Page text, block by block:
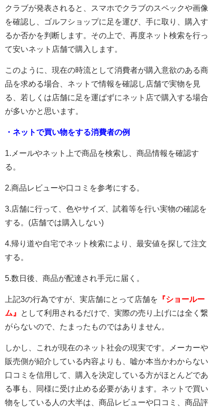
クラブが発表されると、スマホでクラブのスペックや画像
を確認し、ゴルフショップに足を運び、手に取り、購入す
るか否かを判断します。その上で、再度ネット検索を行っ
て安いネット店舗で購入します。
このように、現在の時流として消費者が購入意欲のある商
品を求める場合、ネットで情報を確認し店舗で実物を見
る、若しくは店舗に足を運ばずにネット店で購入する場合
が多いかと思います。
・ネットで買い物をする消費者の例
1.メールやネット上で商品を検索し、商品情報を確認す
る。
2.商品レビューや口コミを参考にする。
3.店舗に行って、色やサイズ、試着等を行い実物の確認を
する。(店舗では購入しない)
4.帰り道や自宅でネット検索により、最安値を探して注文
する。
5.数日後、商品が配達され手元に届く。
上記3の行為ですが、実店舗にとって店舗を 『ショールー
ム』
として利用されるだけで、実際の売り上げには全く繋
がらないので、たまったものではありません。
しかし、これが現在のネット社会の現実です。メーカーや
販売側が紹介している内容よりも、嘘か本当かわからない
口コミを信用して、購入を決定している方がほとんどであ
る事も、同様に受け止める必要があります。ネットで買い
物をしている人の大半は、商品レビューや口コミ、商品評